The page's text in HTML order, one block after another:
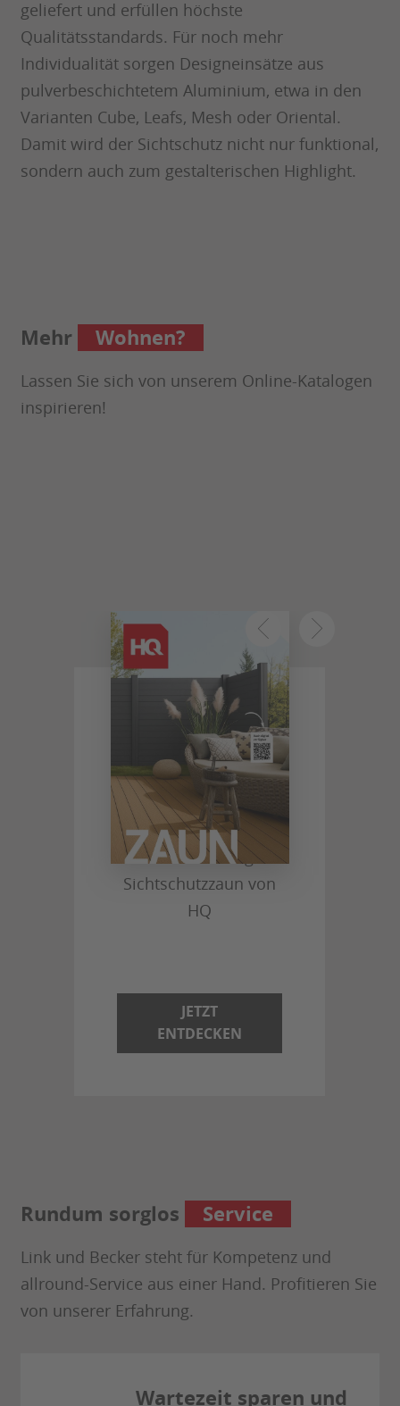
geliefert und erfüllen höchste
Qualitätsstandards. Für noch mehr
Individualität sorgen Designeinsätze aus
pulverbeschichtetem Aluminium, etwa in den
Varianten Cube, Leafs, Mesh oder Oriental.
Damit wird der Sichtschutz nicht nur funktional,
sondern auch zum gestalterischen Highlight.
Mehr Garten?
Lassen Sie sich von unserem Online-Katalogen
inspirieren!
HQ ZAUN
Dein hochwertiger
Sichtschutzzaun von
HQ
JETZT
ENTDECKEN
Rundum sorglos Service
Link und Becker steht für Kompetenz und
allround-Service aus einer Hand. Profitieren Sie
von unserer Erfahrung.
Wartezeit sparen und